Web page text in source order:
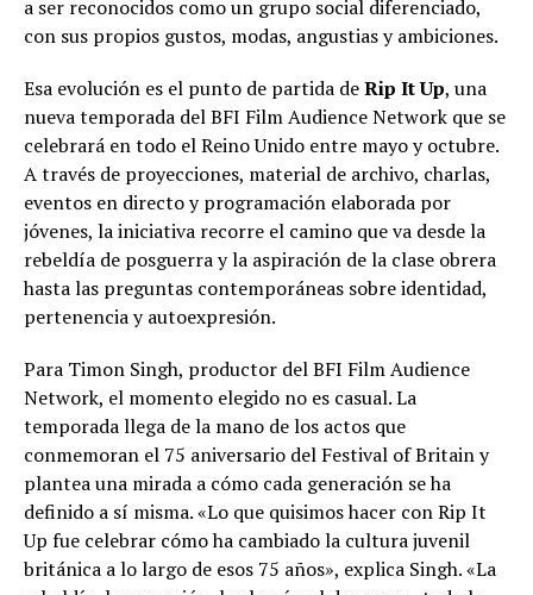
a ser reconocidos como un grupo social diferenciado,
con sus propios gustos, modas, angustias y ambiciones.
Esa evolución es el punto de partida deRip It Up, una
nueva temporada del BFI Film Audience Network que se
celebrará en todo el Reino Unido entre mayo y octubre.
A través de proyecciones, material de archivo, charlas,
eventos en directo y programación elaborada por
jóvenes, la iniciativa recorre el camino que va desde la
rebeldía de posguerra y la aspiración de la clase obrera
hasta las preguntas contemporáneas sobre identidad,
pertenencia y autoexpresión.
Para Timon Singh, productor del BFI Film Audience
Network, el momento elegido no es casual. La
temporada llega de la mano de los actos que
conmemoran el 75 aniversario del Festival of Britain y
plantea una mirada a cómo cada generación se ha
definido a sí misma. «Lo que quisimos hacer con Rip It
Up fue celebrar cómo ha cambiado la cultura juvenil
británica a lo largo de esos 75 años», explica Singh. «La